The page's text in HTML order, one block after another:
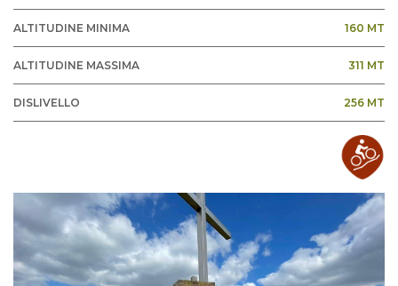
ALTITUDINE MINIMA 160 MT
ALTITUDINE MASSIMA 311 MT
DISLIVELLO 256 MT